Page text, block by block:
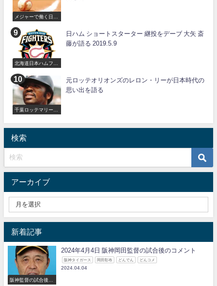
メジャーで働く日本
北海道日本ハムファ
日ハム ショートスターター 継投をデーブ 大矢 斎
藤が語る 2019.5.9
千葉ロッテマリーン
元ロッテオリオンズのレロン・リーが日本時代の
思い出を語る
検索
アーカイブ
新着記事
阪神監督の試合後の
2024年4月4日 阪神岡田監督の試合後のコメント
阪神タイガース 岡田彰布 どんでん どんコメ
2024.04.04